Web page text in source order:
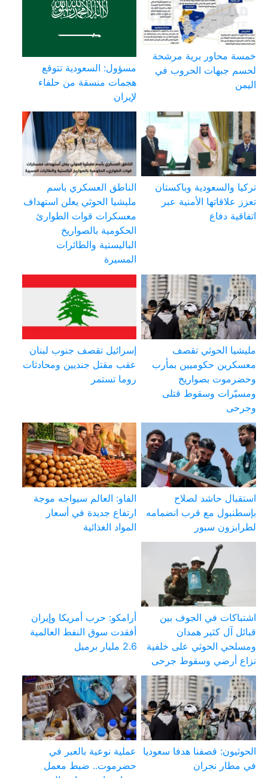
خمسة محاور برية مرشحة
لحسم جبهات الحروب في
اليمن
مسؤول: السعودية تتوقع
هجمات منسقة من حلفاء
لإيران
تركيا والسعودية وباكستان
تعزز علاقاتها الأمنية عبر
اتفاقية دفاع
الناطق العسكري باسم
مليشيا الحوثي يعلن استهداف
معسكرات قوات الطوارئ
الحكومية بالصواريخ
الباليستية والطائرات
المسيرة
مليشيا الحوثي تقصف
معسكرين حكوميين بمأرب
وحضرموت بصواريخ
ومسيّرات وسقوط قتلى
وجرحى
إسرائيل تقصف جنوب لبنان
عقب مقتل جنديين ومحادثات
روما تستمر
استقبال حاشد لصلاح
بإسطنبول مع قرب انضمامه
لطرابزون سبور
الفاو: العالم سيواجه موجة
ارتفاع جديدة في أسعار
المواد الغذائية
اشتباكات في الجوف بين
قبائل آل كثير همدان
ومسلحي الحوثي على خلفية
نزاع أرضي وسقوط جرحى
أرامكو: حرب أمريكا وإيران
أفقدت سوق النفط العالمية
2.6 مليار برميل
الحوثيون: قصفنا هدفا سعوديا
في مطار نجران
عملية نوعية بالعبر في
حضرموت.. ضبط معمل